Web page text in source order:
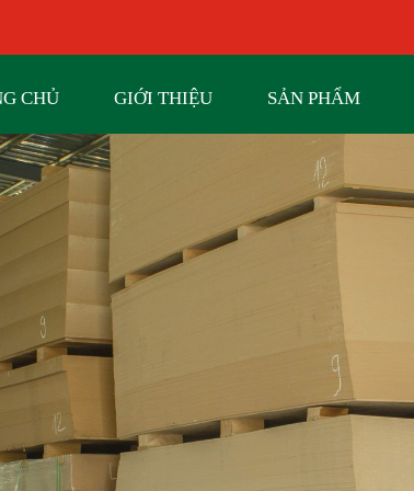
CHỦ GIỚI THIỆU SẢN PHẨM